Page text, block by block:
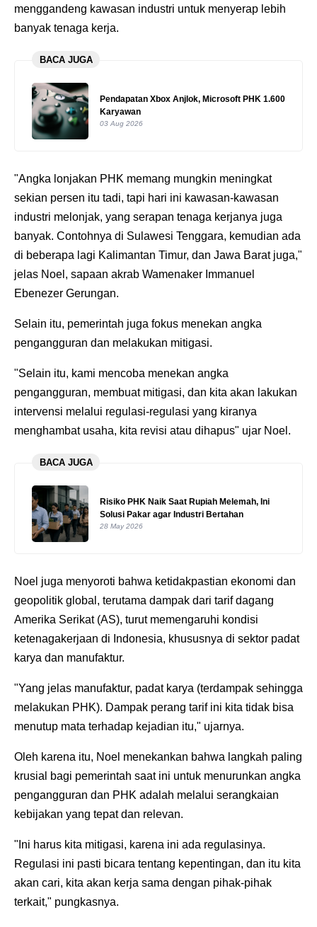
menggandeng kawasan industri untuk menyerap lebih
banyak tenaga kerja.
BACA JUGA
Pendapatan Xbox Anjlok, Microsoft PHK 1.600
Karyawan
03 Aug 2026
"Angka lonjakan PHK memang mungkin meningkat
sekian persen itu tadi, tapi hari ini kawasan-kawasan
industri melonjak, yang serapan tenaga kerjanya juga
banyak. Contohnya di Sulawesi Tenggara, kemudian ada
di beberapa lagi Kalimantan Timur, dan Jawa Barat juga,"
jelas Noel, sapaan akrab Wamenaker Immanuel
Ebenezer Gerungan.
Selain itu, pemerintah juga fokus menekan angka
pengangguran dan melakukan mitigasi.
"Selain itu, kami mencoba menekan angka
pengangguran, membuat mitigasi, dan kita akan lakukan
intervensi melalui regulasi-regulasi yang kiranya
menghambat usaha, kita revisi atau dihapus" ujar Noel.
BACA JUGA
Risiko PHK Naik Saat Rupiah Melemah, Ini
Solusi Pakar agar Industri Bertahan
28 May 2026
Noel juga menyoroti bahwa ketidakpastian ekonomi dan
geopolitik global, terutama dampak dari tarif dagang
Amerika Serikat (AS), turut memengaruhi kondisi
ketenagakerjaan di Indonesia, khususnya di sektor padat
karya dan manufaktur.
"Yang jelas manufaktur, padat karya (terdampak sehingga
melakukan PHK). Dampak perang tarif ini kita tidak bisa
menutup mata terhadap kejadian itu," ujarnya.
Oleh karena itu, Noel menekankan bahwa langkah paling
krusial bagi pemerintah saat ini untuk menurunkan angka
pengangguran dan PHK adalah melalui serangkaian
kebijakan yang tepat dan relevan.
"Ini harus kita mitigasi, karena ini ada regulasinya.
Regulasi ini pasti bicara tentang kepentingan, dan itu kita
akan cari, kita akan kerja sama dengan pihak-pihak
terkait," pungkasnya.